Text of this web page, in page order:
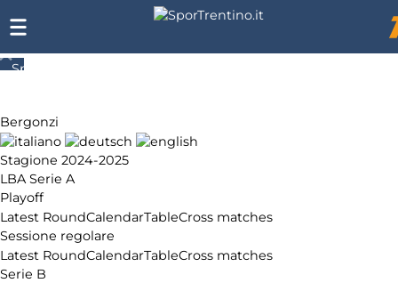
Bergonzi
Stagione 2024-2025
LBA Serie A
Playoff
Latest RoundCalendarTableCross matches
Sessione regolare
Latest RoundCalendarTableCross matches
Serie B
SporTrentino.it
Affiliazione
Pubblicità